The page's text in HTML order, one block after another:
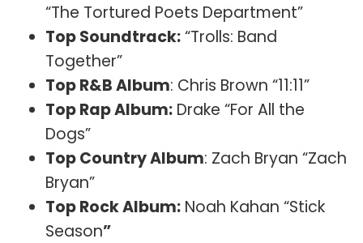
“The Tortured Poets Department”
Top Soundtrack:“Trolls: Band
Together”
Top R&B Album: Chris Brown “11:11”
Top Rap Album: Drake “For All the
Dogs”
Top Country Album: Zach Bryan “Zach
Bryan”
Top Rock Album: Noah Kahan “Stick
Season”